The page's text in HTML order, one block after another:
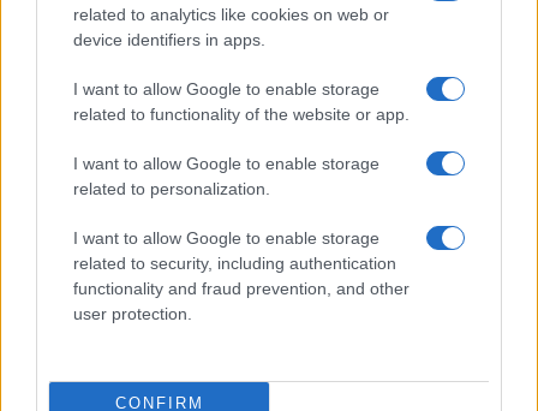
related to analytics like cookies on web or
device identifiers in apps.
I want to allow Google to enable storage
related to functionality of the website or app.
I want to allow Google to enable storage
related to personalization.
I want to allow Google to enable storage
related to security, including authentication
functionality and fraud prevention, and other
user protection.
CONFIRM
Non è una tenzone tra Nord e Sud, ma tra lo Stato
e se stesso. Finché il voto misurerà la clemenza
della commissione e non il sapere del ragazzo,
forma, vacua nella sostanza. E ogni “todos